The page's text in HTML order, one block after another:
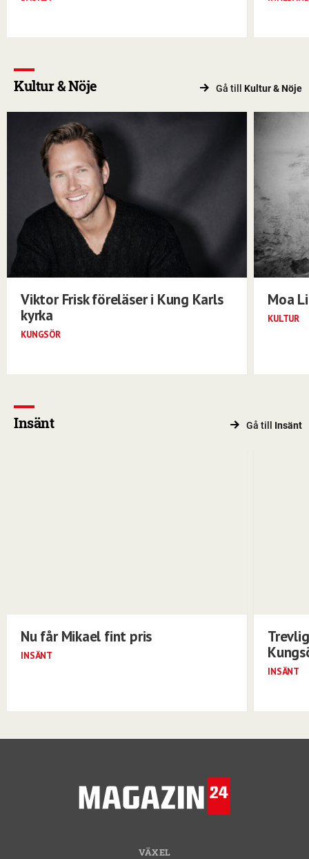
Kultur & Nöje Gå till Kultur & Nöje
Viktor Frisk föreläser i Kung Karls
kyrka
KUNGSÖR
Moa
KULTUR
Insänt Gå till Insänt
Nu får Mikael fint pris
INSÄNT
INSÄNT
VÄXEL